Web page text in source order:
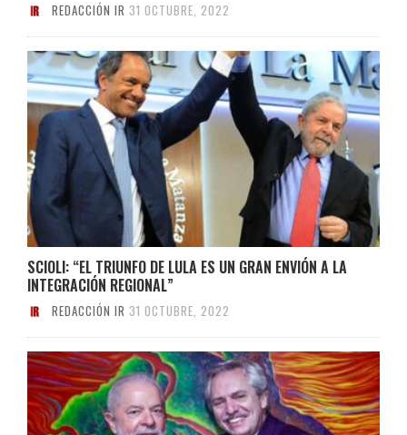
REDACCIÓN IR 31 OCTUBRE, 2022
SCIOLI: “EL TRIUNFO DE LULA ES UN GRAN ENVIÓN A LA
INTEGRACIÓN REGIONAL”
REDACCIÓN IR 31 OCTUBRE, 2022